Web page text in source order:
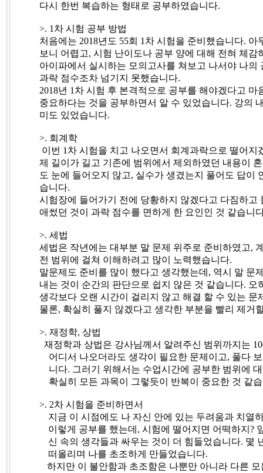
다시 한번 복습하는 형태로 공부하였습니다.
>. 1 차 시험 공부 방법
처음에는 2018년도 55회 1 차 시험을 준비했습니다. 아
보니 어렵고, 시험 난이도나 공부 양에 대해 전혀 체감
아이파에서 실시하는 모의고사를 쳐보고 나서야 나
과락 점수조차 넘기지 못했습니다.
2018년 1 차 시험 후 본격적으로 공부를 해야겠다고 마
중요하다는 것을 공부하면서 알 수 있었습니다. 강의
미도 있었습니다.
>. 회계학
이번 1 차 시험을 치고 나오면서 회계과락으로 떨어지
제 길이가 길고 기존에 범위에서 제외하였던 내용이
도 눈에 들어오지 않고, 실수가 생겼는지 풀어도 답이
습니다.
시험장에 들어가기 전에 당황하지 않겠다고 다짐하고
애썼던 것이 과락 점수를 면하게 한 요인인 것 같습니
>. 세법
세법은 작년에는 대부분 말 문제 위주로 준비하였고,
전 범위에 걸쳐 이해하려고 많이 노력했습니다.
말문제도 준비를 많이 했다고 생각했는데 , 역시 말 문
내는 것이 순간의 판단으로 쉽지 않은 것 같습니다. 오
생각보다 오랜 시간이 걸리지 않고 해결 할 수 있는 문
물론, 확실히 풀지 않겠다고 생각한 부분을 빨리 제거
>. 재정학, 상법
재정학과 상법은 강사님께서 알려주신 범위까지는
어디서 나오더라도 생각이 필요한 문제이고, 풀다
니다. 그러기 위해서는 수업시간에 공부한 범위에
확실히 모든 과목이 그렇듯이 반복이 중요한 것 같
>. 2차 시험을 준비하면서
지금 이 시점에도 나 자신 안에 있는 두려움과 치열
이렇게 공부를 했는데 , 시험에 떨어지면 어떡하지 ?
신 속의 생각들과 싸우는 것이 더 힘들었습니다. 몇
떠올리며 나를 초조하게 만들었습니다.
하지만 이 불안함과 초조함은 나뿐만 아니라 다른